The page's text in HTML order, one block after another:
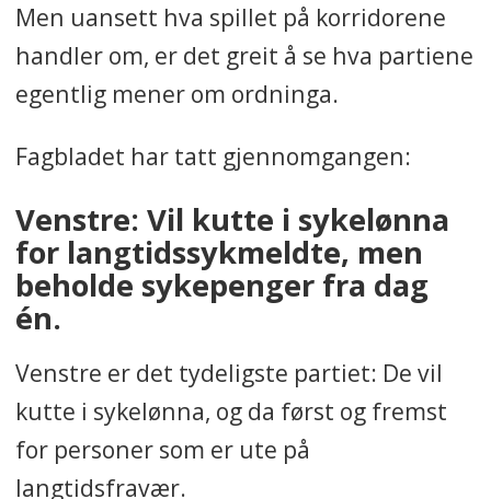
Men uansett hva spillet på korridorene
handler om, er det greit å se hva partiene
egentlig mener om ordninga.
Fagbladet har tatt gjennomgangen:
Venstre: Vil kutte i sykelønna
for langtidssykmeldte, men
beholde sykepenger fra dag
én.
Venstre er det tydeligste partiet: De vil
kutte i sykelønna, og da først og fremst
for personer som er ute på
langtidsfravær.